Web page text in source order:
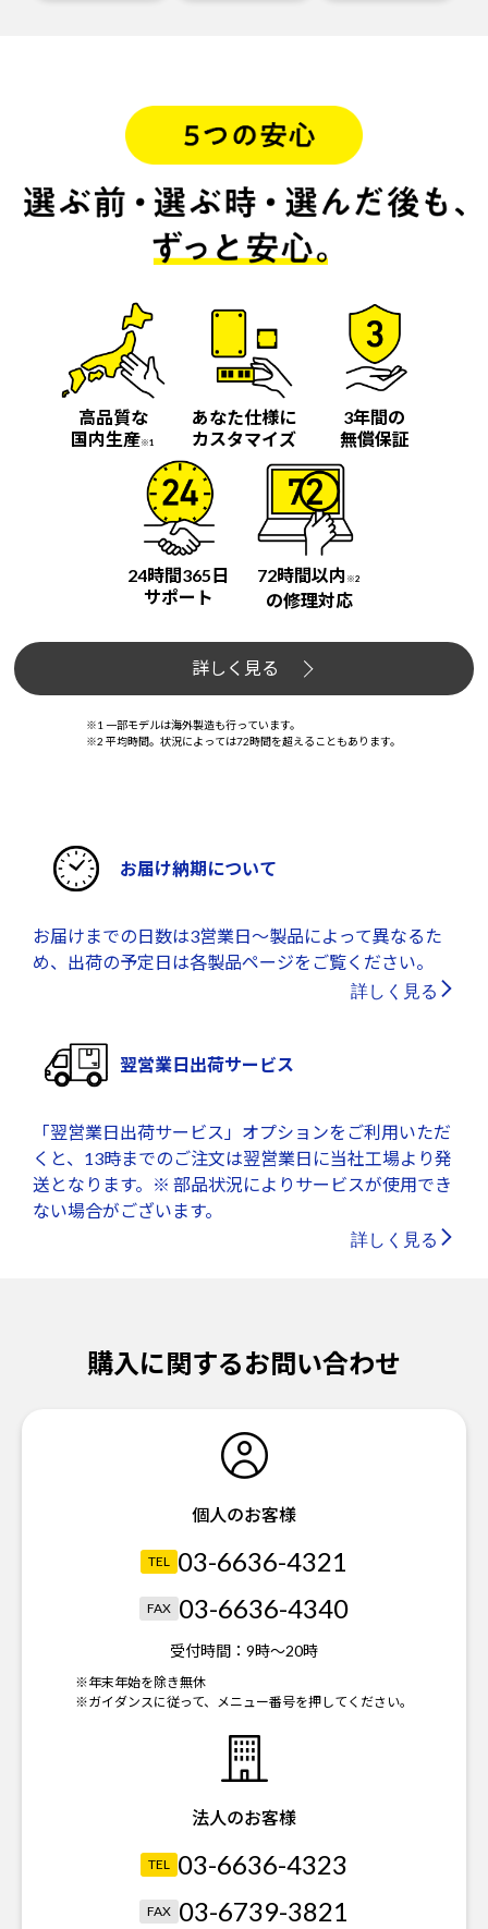
高品質な
国内生産※1
あなた仕様に
カスタマイズ
3年間の
無償保証
24時間365日
サポート
72時間以内 ※2
の修理対応
詳しく見る
※1 一部モデルは海外製造も行っています。
※2 平均時間。状況によっては72時間を超えることもあります。
お届け納期について
お届けまでの日数は3営業日～製品によって異なるた
め、出荷の予定日は各製品ページをご覧ください。
詳しく見る
翌営業日出荷サービス
「翌営業日出荷サービス」オプションをご利用いただ
くと、13時までのご注文は翌営業日に当社工場より発
送となります。※ 部品状況によりサービスが使用でき
ない場合がございます。
詳しく見る
購入に関するお問い合わせ
個人のお客様
TEL 03-6636-4321
FAX 03-6636-4340
受付時間： 9時～20時
※年末年始を除き無休
※ガイダンスに従って、メニュー番号を押してください。
法人のお客様
TEL 03-6636-4323
FAX 03-6739-3821